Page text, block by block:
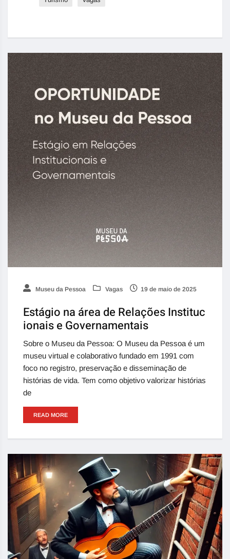
Museu da Pessoa Vagas 19 de maio de 2025
Estágio na área de Relações Instituc
ionais e Governamentais
Sobre o Museu da Pessoa: O Museu da Pessoa é um
museu virtual e colaborativo fundado em 1991 com
foco no registro, preservação e disseminação de
histórias de vida. Tem como objetivo valorizar histórias
de
READ MORE